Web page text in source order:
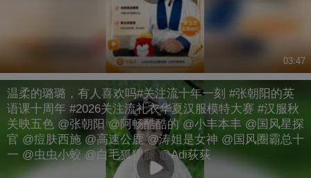
03:47
温柔的璐璐，有人喜欢吗#关注流十年一刻 #张朝阳的英
语课十周年 #2026关注流礼衣华夏汉服模特大赛 #汉服秋
关映五色 @张朝阳 @阿畅酷酷的 @小丰本丰 @国风星探
官 @痘肤西施 @高速公鹿 @涛姐是女神 @国风圈霸总十
一 @虫虫小蛟 @白毛狐狸腿 @Adi荻荻